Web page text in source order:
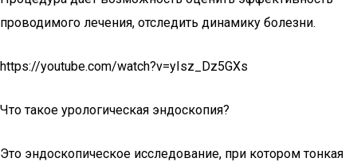
проводимого лечения, отследить динамику болезни.
https://youtube.com/watch?v=yIsz_Dz5GXs
Что такое урологическая эндоскопия?
Это эндоскопическое исследование, при котором тонкая